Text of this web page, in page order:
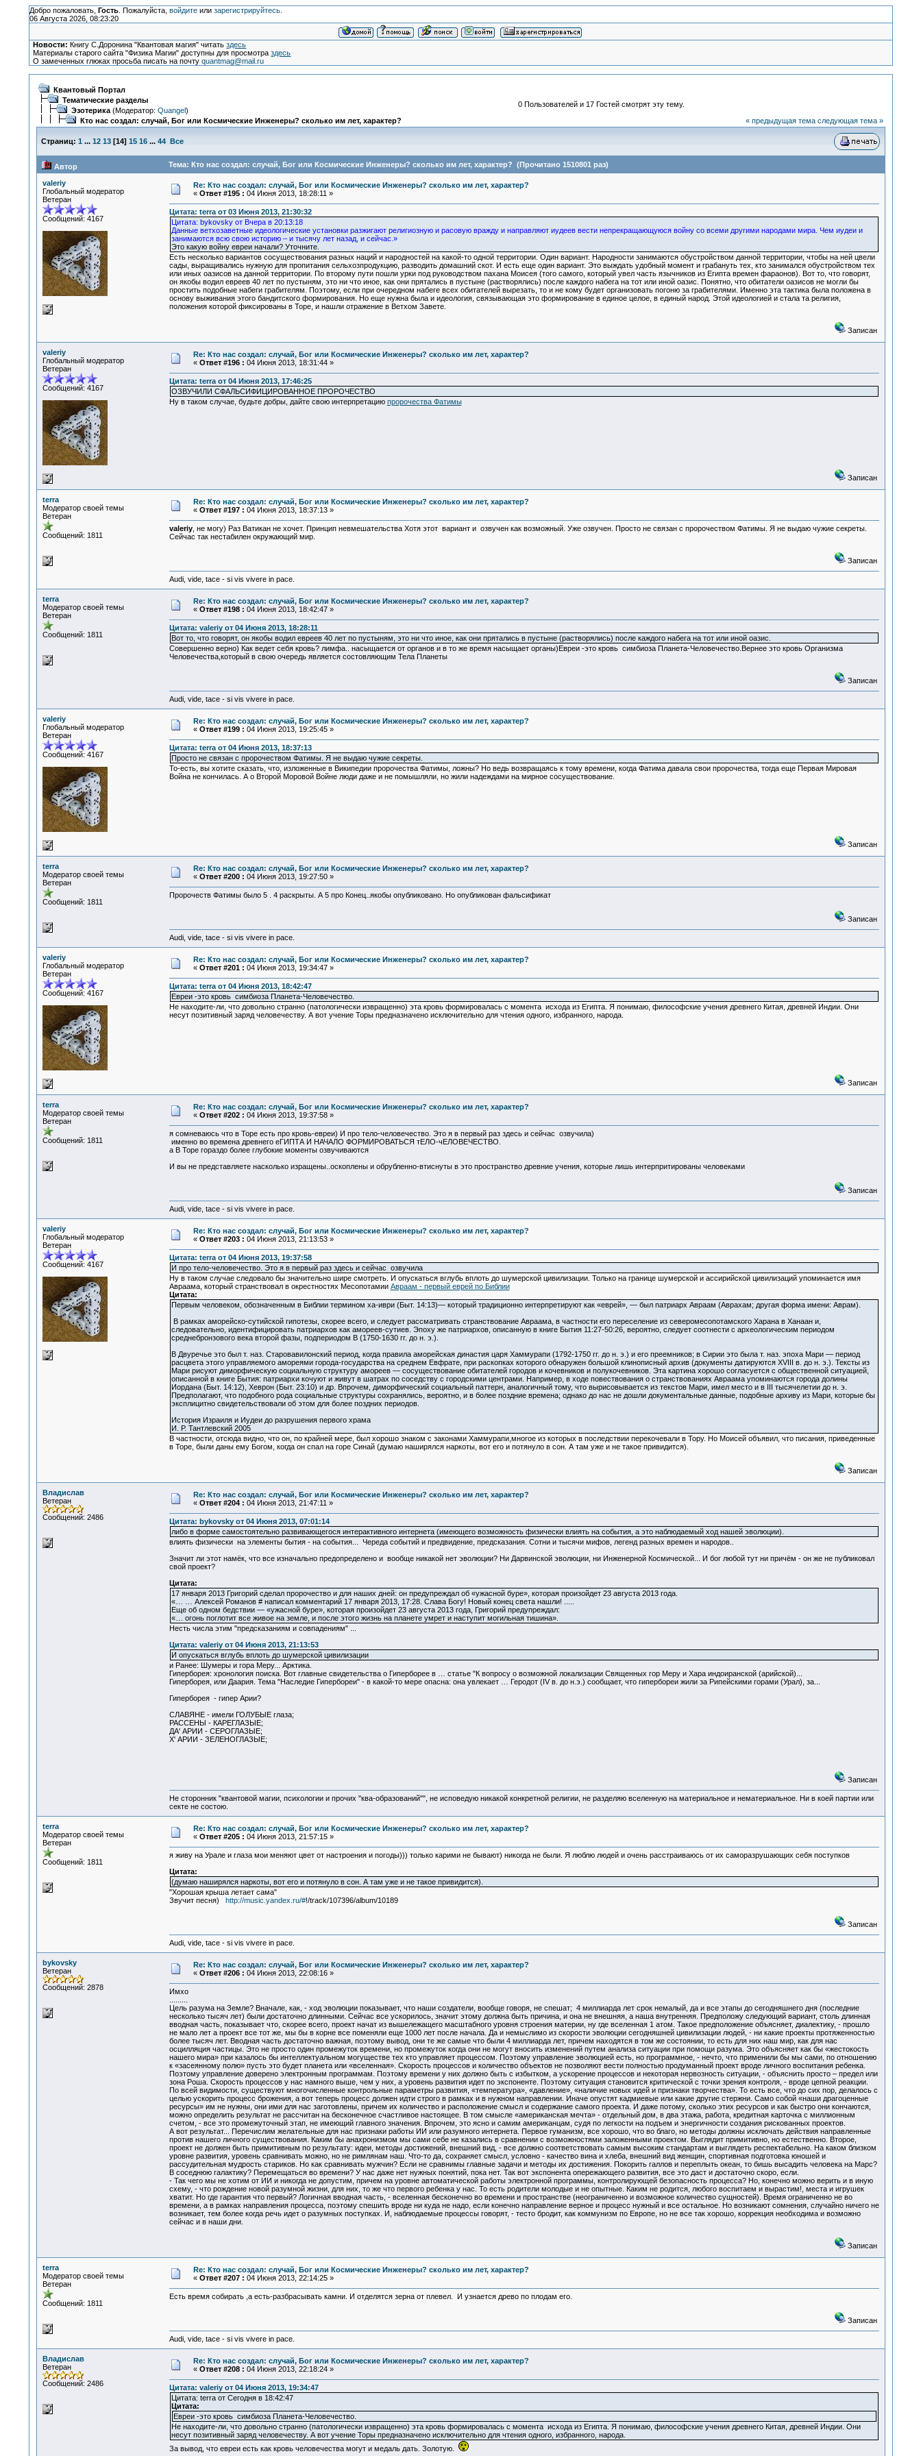
Добро пожаловать, Гость. Пожалуйста, войдитеили зарегистрируйтесь.
06 Августа 2026, 08:23:20
Новости: Книгу С.Доронина "Квантовая магия" читатьздесь
Материалы старого сайта "Физика Магии" доступны для просмотраздесь
О замеченных глюках просьба писать на почтуquantmag@mail.ru
Квантовый Портал
Тематические разделы
Эзотерика(Модератор: Quangel)
Кто нас создал: случай, Бог или Космические Инженеры? сколько им лет, характер?
0 Пользователей и 17 Гостей смотрят эту тему.
« предыдущая тема следующая тема »
Страниц: 1 ... 12 13[14] 15 16 ... 44 Все
Автор Тема: Кто нас создал: случай, Бог или Космические Инженеры? сколько им лет, характер? (Прочитано 1510801 раз)
valeriy
Глобальный модератор
Ветеран
Сообщений: 4167
Re: Кто нас создал: случай, Бог или Космические Инженеры? сколько им лет, характер?
« Ответ #195 : 04 Июня 2013, 18:28:11 »
Цитата: terra от 03 Июня 2013, 21:30:32
Цитата: bykovsky от Вчера в 20:13:18
Данные ветхозаветные идеологические установки разжигают религиозную и расовую вражду и направляют иудеев вести непрекращающуюся войну со всеми другими народами мира. Чем иудеи и
занимаются всю свою историю – и тысячу лет назад, и сейчас.»
Это какую войну евреи начали? Уточните.
Есть несколько вариантов сосуществования разных наций и народностей на какой-то одной территории. Один вариант. Народности занимаются обустройством данной территории, чтобы на ней цвели
сады, выращивались нужную для пропитания сельхозпродукцию, разводить домашний скот. И есть еще один вариант. Это выждать удобный момент и грабануть тех, кто занимался обустройством тех
или иных оазисов на данной территории. По второму пути пошли урки под руководством пахана Моисея (того самого, который увел часть язычников из Египта времен фараонов). Вот то, что говорят,
он якобы водил евреев 40 лет по пустыням, это ни что иное, как они прятались в пустыне (растворялись) после каждого набега на тот или иной оазис. Понятно, что обитатели оазисов не могли бы
простить подобные набеги грабителям. Поэтому, если при очередном набеге всех обитателей вырезать, то и не кому будет организовать погоню за грабителями. Именно эта тактика была положена в
основу выживания этого бандитского формирования. Но еще нужна была и идеология, связывающая это формирование в единое целое, в единый народ. Этой идеологией и стала та религия,
положения которой фиксированы в Торе, и нашли отражение в Ветхом Завете.
Записан
valeriy
Глобальный модератор
Ветеран
Сообщений: 4167
Re: Кто нас создал: случай, Бог или Космические Инженеры? сколько им лет, характер?
« Ответ #196 : 04 Июня 2013, 18:31:44 »
Цитата: terra от 04 Июня 2013, 17:46:25
ОЗВУЧИЛИ СФАЛЬСИФИЦИРОВАННОЕ ПРОРОЧЕСТВО
Ну в таком случае, будьте добры, дайте свою интерпретацию пророчества Фатимы
Записан
terra
Модератор своей темы
Ветеран
Сообщений: 1811
Re: Кто нас создал: случай, Бог или Космические Инженеры? сколько им лет, характер?
« Ответ #197 : 04 Июня 2013, 18:37:13 »
valeriy, не могу) Раз Ватикан не хочет. Принцип невмешательства Хотя этот вариант и озвучен как возможный. Уже озвучен. Просто не связан с пророчеством Фатимы. Я не выдаю чужие секреты.
Сейчас так нестабилен окружающий мир.
Записан
Audi, vide, tace - si vis vivere in pace.
terra
Модератор своей темы
Ветеран
Сообщений: 1811
Re: Кто нас создал: случай, Бог или Космические Инженеры? сколько им лет, характер?
« Ответ #198 : 04 Июня 2013, 18:42:47 »
Цитата: valeriy от 04 Июня 2013, 18:28:11
Вот то, что говорят, он якобы водил евреев 40 лет по пустыням, это ни что иное, как они прятались в пустыне (растворялись) после каждого набега на тот или иной оазис.
Совершенно верно) Как ведет себя кровь? лимфа.. насыщается от органов и в то же время насыщает органы)Евреи -это кровь симбиоза Планета-Человечество.Вернее это кровь Организма
Человечества,который в свою очередь является состовляющим Тела Планеты
Записан
Audi, vide, tace - si vis vivere in pace.
valeriy
Глобальный модератор
Ветеран
Сообщений: 4167
Re: Кто нас создал: случай, Бог или Космические Инженеры? сколько им лет, характер?
« Ответ #199 : 04 Июня 2013, 19:25:45 »
Цитата: terra от 04 Июня 2013, 18:37:13
Просто не связан с пророчеством Фатимы. Я не выдаю чужие секреты.
То-есть, вы хотите сказать, что, изложенные в Википедии пророчества Фатимы, ложны? Но ведь возвращаясь к тому времени, когда Фатима давала свои пророчества, тогда еще Первая Мировая
Война не кончилась. А о Второй Моровой Войне люди даже и не помышляли, но жили надеждами на мирное сосуществование.
Записан
terra
Модератор своей темы
Ветеран
Сообщений: 1811
Re: Кто нас создал: случай, Бог или Космические Инженеры? сколько им лет, характер?
« Ответ #200 : 04 Июня 2013, 19:27:50 »
Пророчеств Фатимы было 5 . 4 раскрыты. А 5 про Конец..якобы опубликовано. Но опубликован фальсификат
Записан
Audi, vide, tace - si vis vivere in pace.
valeriy
Глобальный модератор
Ветеран
Сообщений: 4167
Re: Кто нас создал: случай, Бог или Космические Инженеры? сколько им лет, характер?
« Ответ #201 : 04 Июня 2013, 19:34:47 »
Цитата: terra от 04 Июня 2013, 18:42:47
Евреи -это кровь симбиоза Планета-Человечество.
Не находите-ли, что довольно странно (патологически извращенно) эта кровь формировалась с момента исхода из Египта. Я понимаю, философские учения древнего Китая, древней Индии. Они
несут позитивный заряд человечеству. А вот учение Торы предназначено исключительно для чтения одного, избранного, народа.
Записан
terra
Модератор своей темы
Ветеран
Сообщений: 1811
Re: Кто нас создал: случай, Бог или Космические Инженеры? сколько им лет, характер?
« Ответ #202 : 04 Июня 2013, 19:37:58 »
я сомневаюсь что в Торе есть про кровь-евреи) И про тело-человечество. Это я в первый раз здесь и сейчас озвучила)
именно во времена древнего еГИПТА И НАЧАЛО ФОРМИРОВАТЬСЯ тЕЛО-чЕЛОВЕЧЕСТВО.
а В Торе гораздо более глубокие моменты озвучиваются
И вы не представляете насколько изращены..оскоплены и обрубленно-втиснуты в это пространство древние учения, которые лишь интерпритированы человеками
Записан
Audi, vide, tace - si vis vivere in pace.
valeriy
Глобальный модератор
Ветеран
Сообщений: 4167
Re: Кто нас создал: случай, Бог или Космические Инженеры? сколько им лет, характер?
« Ответ #203 : 04 Июня 2013, 21:13:53 »
Цитата: terra от 04 Июня 2013, 19:37:58
И про тело-человечество. Это я в первый раз здесь и сейчас озвучила
Ну в таком случае следовало бы значительно шире смотреть. И опускаться вглубь вплоть до шумерской цивилизации. Только на границе шумерской и ассирийской цивилизаций упоминается имя
Авраама, который странствовал в окрестностях Месопотамии Авраам - первый еврей по Библии
Цитата:
Первым человеком, обозначенным в Библии термином ха-иври (Быт. 14:13)— который традиционно интерпретируют как «еврей», — был патриарх Авраам (Аврахам; другая форма имени: Аврам).
В рамках аморейско-сутийской гипотезы, скорее всего, и следует рассматривать странствование Авраама, в частности его переселение из северомесопотамского Харана в Ханаан и,
следовательно, идентифицировать патриархов как амореев-сутиев. Эпоху же патриархов, описанную в книге Бытия 11:27-50:26, вероятно, следует соотнести с археологическим периодом
среднебронзового века второй фазы, подпериодом В (1750-1630 гг. до н. э.).
В Двуречье это был т. наз. Старовавилонский период, когда правила аморейская династия царя Хаммурапи (1792-1750 гг. до н. э.) и его преемников; в Сирии это была т. наз. эпоха Мари — период
расцвета этого управляемого амореями города-государства на среднем Евфрате, при раскопках которого обнаружен большой клинописный архив (документы датируются XVIII в. до н. э.). Тексты из
Мари рисуют диморфическую социальную структуру амореев — сосуществование обитателей городов и кочевников и полукочевников. Эта картина хорошо согласуется с общественной ситуацией,
описанной в книге Бытия: патриархи кочуют и живут в шатрах по соседству с городскими центрами. Например, в ходе повествования о странствованиях Авраама упоминаются города долины
Иордана (Быт. 14:12), Хеврон (Быт. 23:10) и др. Впрочем, диморфический социальный паттерн, аналогичный тому, что вырисовывается из текстов Мари, имел место и в III тысячелетии до н. э.
Предполагают, что подобного рода социальные структуры сохранялись, вероятно, и в более поздние времена; однако до нас не дошли документальные данные, подобные архиву из Мари, которые бы
эксплицитно свидетельствовали об этом для более поздних периодов.
История Израиля и Иудеи до разрушения первого храма
И. Р. Тантлевский 2005
В частности, отсюда видно, что он, по крайней мере, был хорошо знаком с законами Хаммурапи,многое из которых в последствии перекочевали в Тору. Но Моисей объявил, что писания, приведенные
в Торе, были даны ему Богом, когда он спал на горе Синай (думаю наширялся наркоты, вот его и потянуло в сон. А там уже и не такое привидится).
Записан
Владислав
Ветеран
Сообщений: 2486
Re: Кто нас создал: случай, Бог или Космические Инженеры? сколько им лет, характер?
« Ответ #204 : 04 Июня 2013, 21:47:11 »
Цитата: bykovsky от 04 Июня 2013, 07:01:14
либо в форме самостоятельно развивающегося интерактивного интернета (имеющего возможность физически влиять на события, а это наблюдаемый ход нашей эволюции).
влиять физически на элементы бытия - на события... Череда событий и предвидение, предсказания. Сотни и тысячи мифов, легенд разных времен и народов..
Значит ли этот намёк, что все изначально предопределено и вообще никакой нет эволюции? Ни Дарвинской эволюции, ни Инженерной Космической... И бог любой тут ни причём - он же не публиковал
свой проект?
Цитата:
17 января 2013 Григорий сделал пророчество и для наших дней: он предупреждал об «ужасной буре», которая произойдет 23 августа 2013 года.
«… … Алексей Романов # написал комментарий 17 января 2013, 17:28. Слава Богу! Новый конец света нашли! .....
Еще об одном бедствии — «ужасной буре», которая произойдет 23 августа 2013 года, Григорий предупреждал:
«… огонь поглотит все живое на земле, и после этого жизнь на планете умрет и наступит могильная тишина».
Несть числа этим "предсказаниям и совпадениям" ...
Цитата: valeriy от 04 Июня 2013, 21:13:53
И опускаться вглубь вплоть до шумерской цивилизации
и Ранее: Шумеры и гора Меру... Арктика.
Гиперборея: хронология поиска. Вот главные свидетельства о Гиперборее в … статье "К вопросу о возможной локализации Священных гор Меру и Хара индоиранской (арийской)...
Гиперборея, или Даария. Тема "Наследие Гипербореи" - в какой-то мере опасна: она увлекает … Геродот (IV в. до н.э.) сообщает, что гипербореи жили за Рипейскими горами (Урал), за...
Гиперборея - гипер Арии?
СЛАВЯНЕ - имели ГОЛУБЫЕ глаза;
РАССЕНЫ - КАРЕГЛАЗЫЕ;
ДА' АРИИ - СЕРОГЛАЗЫЕ;
Х' АРИИ - ЗЕЛЕНОГЛАЗЫЕ;
Записан
Не сторонник "квантовой магии, психологии и прочих "ква-образований"", не исповедую никакой конкретной религии, не разделяю вселенную на материальное и нематериальное. Ни в коей партии или
секте не состою.
terra
Модератор своей темы
Ветеран
Сообщений: 1811
Re: Кто нас создал: случай, Бог или Космические Инженеры? сколько им лет, характер?
« Ответ #205 : 04 Июня 2013, 21:57:15 »
я живу на Урале и глаза мои меняют цвет от настроения и погоды))) только карими не бывают) никогда не были. Я люблю людей и очень расстраиваюсь от их саморазрушающих себя поступков
Цитата:
(думаю наширялся наркоты, вот его и потянуло в сон. А там уже и не такое привидится).
"Хорошая крыша летает сама"
Звучит песня)
http://music.yandex.ru/#!/track/107396/album/10189
Записан
Audi, vide, tace - si vis vivere in pace.
bykovsky
Ветеран
Сообщений: 2878
Re: Кто нас создал: случай, Бог или Космические Инженеры? сколько им лет, характер?
« Ответ #206 : 04 Июня 2013, 22:08:16 »
Имхо
Цель разума на Земле? Вначале, как, - ход эволюции показывает, что наши создатели, вообще говоря, не спешат; 4 миллиарда лет срок немалый, да и все этапы до сегодняшнего дня (последние
несколько тысяч лет) были достаточно длинными. Сейчас все ускорилось, значит этому должна быть причина, и она не внешняя, а наша внутренняя. Предположу следующий вариант, столь длинная
вводная часть, показывает что, скорее всего, проект начат из вышележащего масштабного уровня строения материи, ну где вселенная 1 атом. Такое предположение объясняет, диалектику, - прошло
не мало лет а проект все тот же, мы бы в корне все поменяли еще 1000 лет после начала. Да и немыслимо из скорости эволюции сегодняшней цивилизации людей, - ни какие проекты протяженностью
более тысяч лет. Вводная часть достаточно важная, поэтому вывод, они те же самые что были 4 миллиарда лет, причем находятся в том же состоянии, то есть для них наш мир, как для нас
осцилляция частицы. Это не просто один промежуток времени, но промежуток когда они не могут вносить изменений путем анализа ситуации при помощи разума. Это объясняет как бы «жестокость
нашего мира» при казалось бы интеллектуальном могуществе тех кто управляет процессом. Поэтому управление эволюцией есть, но программное, - нечто, что применили бы мы сами, по отношению
к «засеянному полю» пусть это будет планета или «вселенная». Скорость процессов и количество объектов не позволяют вести полностью продуманный проект вроде личного воспитания ребенка.
Поэтому управление доверено электронным программам. Поэтому времени у них должно быть с избытком, а ускорение процессов и некоторая нервозность ситуации, - объяснить просто – предел или
зона Роша. Скорость процессов у нас намного выше, чем у них, а уровень развития идет по экспоненте. Поэтому ситуация становится критической с точки зрения контроля, - вроде цепной реакции.
По всей видимости, существуют многочисленные контрольные параметры развития, «температура», «давление», «наличие новых идей и признаки творчества». То есть все, что до сих пор, делалось с
целью ускорить процесс брожения, а вот теперь процесс должен идти строго в рамках и в нужном направлении. Иначе опустят кадмиевые или какие другие стержни. Само собой «наши драгоценные
ресурсы» им не нужны, они ими для нас заготовлены, причем их количество и расположение смысл и содержание самого проекта. И даже потому, сколько этих ресурсов и как быстро они кончаются,
можно определить результат не рассчитан на бесконечное счастливое настоящее. В том смысле «американская мечта» - отдельный дом, в два этажа, работа, кредитная карточка с миллионным
счетом, - все это промежуточный этап, не имеющий главного значения. Впрочем, это ясно и самим американцам, судя по легкости на подъем и энергичности создания рискованных проектов.
А вот результат... Перечислим желательные для нас признаки работы ИИ или разумного интернета. Первое гуманизм, все хорошо, что во благо, но методы должны исключать действия направленные
против нашего личного существования. Каким бы анахронизмом мы сами себе не казались в сравнении с возможностями заложенными проектом. Выглядит примитивно, но естественно. Второе,
проект не должен быть примитивным по результату: идеи, методы достижений, внешний вид, - все должно соответствовать самым высоким стандартам и выглядеть респектабельно. На каком близком
уровне развития, уровень сравнивать можно, но не римлянам наш. Что-то да, сохраняет смысл, условно - качество вина и хлеба, внешний вид женщин, спортивная подготовка юношей и
рассудительная мудрость стариков. Но как сравнивать мужчин? Если не сравнимы главные задачи и методы их достижения. Покорить галлов и переплыть океан, то бишь высадить человека на Марс?
В соседнюю галактику? Перемещаться во времени? У нас даже нет нужных понятий, пока нет. Так вот экспонента опережающего развития, все это даст и достаточно скоро, если.
- Так чего мы не хотим от ИИ и никогда не допустим, причем на уровне автоматической работы электронной программы, контролирующей безопасность процесса? Но, конечно можно верить и в иную
схему, - что рождение новой разумной жизни, для них, то же что первого ребенка у нас. То есть родители молодые и не опытные. Каким не родится, любого воспитаем и вырастим!, места и игрушек
хватит. Но где гарантия что первый? Логичная вводная часть, - вселенная бесконечно во времени и пространстве (неограниченно и возможное количество сущностей). Время ограниченно не во
времени, а в рамках направления процесса, поэтому спешить вроде ни куда не надо, если конечно направление верное и процесс нужный и все остальное. Но возникают сомнения, случайно ничего не
возникает, тем более когда речь идет о разумных поступках. И, наблюдаемые процессы говорят, - тесто бродит, как коммунизм по Европе, но не все так хорошо, коррекция необходима и возможно
сейчас и в наши дни.
Записан
terra
Модератор своей темы
Ветеран
Сообщений: 1811
Re: Кто нас создал: случай, Бог или Космические Инженеры? сколько им лет, характер?
« Ответ #207 : 04 Июня 2013, 22:14:25 »
Есть время собирать ,а есть-разбрасывать камни. И отделятся зерна от плевел. И узнается древо по плодам его.
Записан
Audi, vide, tace - si vis vivere in pace.
Владислав
Ветеран
Сообщений: 2486
Re: Кто нас создал: случай, Бог или Космические Инженеры? сколько им лет, характер?
« Ответ #208 : 04 Июня 2013, 22:18:24 »
Цитата: valeriy от 04 Июня 2013, 19:34:47
Цитата: terra от Сегодня в 18:42:47
Цитата:
Евреи -это кровь симбиоза Планета-Человечество.
Не находите-ли, что довольно странно (патологически извращенно) эта кровь формировалась с момента исхода из Египта. Я понимаю, философские учения древнего Китая, древней Индии. Они
несут позитивный заряд человечеству. А вот учение Торы предназначено исключительно для чтения одного, избранного, народа.
За вывод, что евреи есть как кровь человечества могут и медаль дать. Золотую.